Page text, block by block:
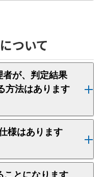
ついて
が、判定結果
方法はあります
様はあります
ことになります